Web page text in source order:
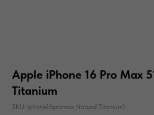
Apple iPhone 16 Pro Max
Titanium
SKU: iphone16promax.Natural Titanium1